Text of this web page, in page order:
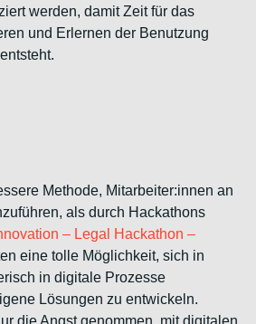
werden, damit Zeit für das
und Erlernen der Benutzung
Methode, Mitarbeiter:innen an
als durch Hackathons
– Legal Hackathon –
eine tolle Möglichkeit, sich in
in digitale Prozesse
Lösungen zu entwickeln.
die Angst genommen, mit digitalen